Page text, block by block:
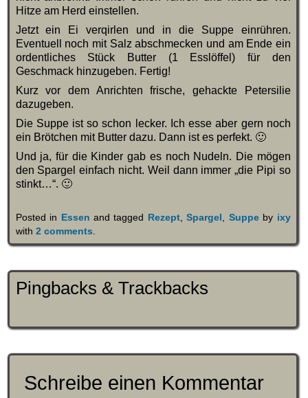
Hitze am Herd einstellen.
Jetzt ein Ei verqirlen und in die Suppe einrühren.
Eventuell noch mit Salz abschmecken und am Ende ein
ordentliches Stück Butter (1 Esslöffel) für den
Geschmack hinzugeben. Fertig!
Kurz vor dem Anrichten frische, gehackte Petersilie
dazugeben.
Die Suppe ist so schon lecker. Ich esse aber gern noch
ein Brötchen mit Butter dazu. Dann ist es perfekt. 🙂
Und ja, für die Kinder gab es noch Nudeln. Die mögen
den Spargel einfach nicht. Weil dann immer „die Pipi so
stinkt…“. 🙂
Posted in Essen and tagged Rezept,Spargel Suppeby ixy
with 2 comments
Pingbacks & Trackbacks
Schreibe einen Kommentar